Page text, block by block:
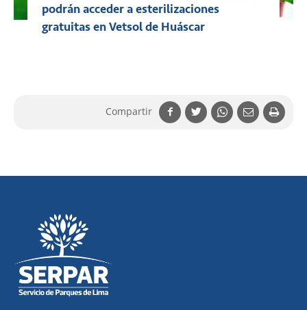
podrán acceder a esterilizaciones
gratuitas en Vetsol de Huáscar
Compartir